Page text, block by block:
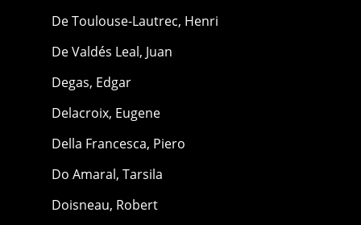
De Toulouse-Lautrec, Henri
De Valdés Leal, Juan
Degas, Edgar
Delacroix, Eugene
Della Francesca, Piero
Do Amaral, Tarsila
Doisneau, Robert